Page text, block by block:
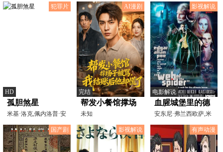
犯罪片
HD
孤胆煞星
米基·洛克,佩内洛普·安
·米勒,托马斯·伊
AI漫剧
完结
帮发小餐馆撑场
子被骂，我结账
后他却慌了
未知
影视解说
电影解说
血腥城堡里的德
古拉[电影解说]
安东尼·弗兰西欧萨,米
歇尔·梅奇,克劳斯·
国产剧
影视解说 有声动漫